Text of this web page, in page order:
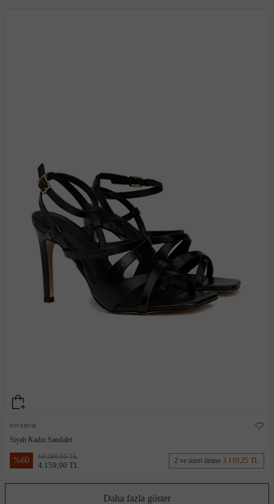
DIVARESE
Siyah Kadın Sandalet
%60 10.399,00 TL
4.159,00 TL 2 ve üzeri ürüne 3.119,25 TL
Daha fazla göster